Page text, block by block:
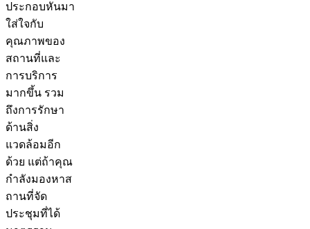
ประกอบหันมา
ใส่ใจกับ
คุณภาพของ
สถานที่และ
การบริการ
มากขึ้น รวม
ถึงการรักษา
ด้านสิ่ง
แวดล้อมอีก
ด้วย แต่ถ้าคุณ
กำลังมองหาส
ถานที่จัด
ประชุมที่ได้